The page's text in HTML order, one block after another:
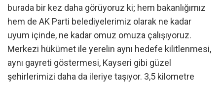
burada bir kez daha görüyoruz ki; hem bakanlığımız
hem de AK Parti belediyelerimiz olarak ne kadar
uyum içinde, ne kadar omuz omuza çalışıyoruz.
Merkezi hükümet ile yerelin aynı hedefe kilitlenmesi,
aynı gayreti göstermesi, Kayseri gibi güzel
şehirlerimizi daha da ileriye taşıyor. 3,5 kilometre